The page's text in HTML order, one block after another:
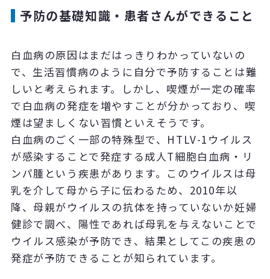
予防の基礎知識・患者さんができること
白血病の原因はまだはっきりわかっていないの
で、生活習慣病のように自分で予防することは難
しいと考えられます。しかし、喫煙が一定の確率
で白血病の発症を増やすことが分かっており、喫
煙は望ましくない習慣といえそうです。
白血病のごく一部の特殊型で、HTLV-1ウイルス
が感染することで発症する成人T細胞白血病・リ
ンパ腫という疾患があります。このウイルスは母
乳を介して母から子に伝わるため、2010年以
降、母親がウイルスの抗体を持っていないか妊婦
健診で調べ、陽性であれば母乳を与えないことで
ウイルス感染が予防でき、結果としてこの疾患の
発症が予防できることが知られています。